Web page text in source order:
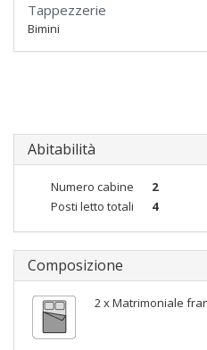
Tappezzerie
Bimini
Abitabilità
Numero cabine 2
Posti letto totali
4
Composizione
2 x Matrimoniale